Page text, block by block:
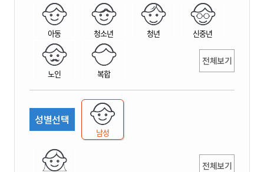
아동 청소년 청년 신중년
노인 복합
전체보기
성별선택
남성
전체보기